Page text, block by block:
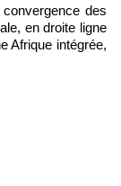
des
en droite ligne
Afrique intégrée,